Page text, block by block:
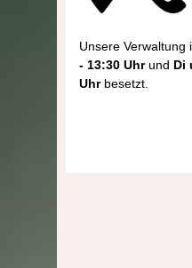
Unsere Verwaltung
- 13:30 Uhrund Di
Uhrbesetzt.